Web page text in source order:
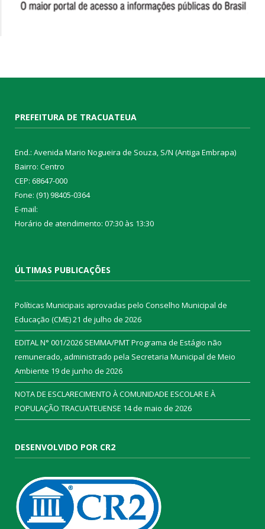
PREFEITURA DE TRACUATEUA
End.: Avenida Mario Nogueira de Souza, S/N (Antiga Embrapa)
Bairro: Centro
CEP: 68647-000
Fone: (91) 98405-0364
E-mail:
Horário de atendimento: 07:30 às 13:30
ÚLTIMAS PUBLICAÇÕES
Políticas Municipais aprovadas pelo Conselho Municipal de
Educação (CME)21 de julho de 2026
EDITAL N° 001/2026 SEMMA/PMT Programa de Estágio não
remunerado, administrado pela Secretaria Municipal de Meio
Ambiente 19 de junho de 2026
NOTA DE ESCLARECIMENTO À COMUNIDADE ESCOLAR E À
POPULAÇÃO TRACUATEUENSE 14 de maio de 2026
DESENVOLVIDO POR CR2